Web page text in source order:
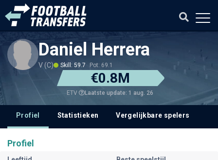
Daniel Herrera
V (C) Skill: 59.7 Pot: 69.1
€0.8M
ETV Laatste update: 1 aug. 26
Profiel Statistieken Vergelijkbare spelers
Profiel